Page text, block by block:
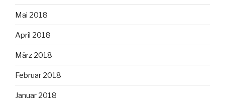
Mai 2018
April 2018
März 2018
Februar 2018
Januar 2018